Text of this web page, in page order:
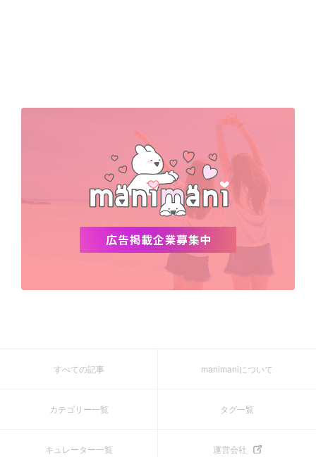
すべての記事 manimaniについて
カテゴリー一覧 タグ一覧
キュレーター一覧 運営会社